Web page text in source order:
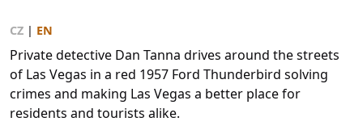
CZ | EN
Private detective Dan Tanna drives around the streets
of Las Vegas in a red 1957 Ford Thunderbird solving
crimes and making Las Vegas a better place for
residents and tourists alike.